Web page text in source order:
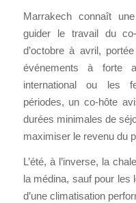
Marrakech connaît
guider le travail du
d’octobre à avril,
événements à forte
international ou les
périodes, un co-hôte
durées minimales de
maximiser le revenu du
L’été, à l’inverse, la
la médina, sauf pour les
d’une climatisation